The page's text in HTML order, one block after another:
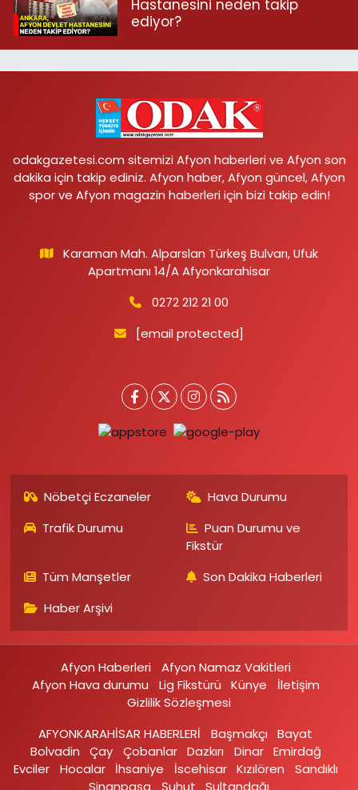
Hastanesini neden takip
ediyor?
odakgazetesi.com sitemizi Afyon haberleri ve Afyon son
dakika için takip ediniz. Afyon haber, Afyon güncel, Afyon
spor ve Afyon magazin haberleri için bizi takip edin!
Karaman Mah. Alparslan Türkeş Bulvarı, Ufuk
Apartmanı 14/A Afyonkarahisar
0272 212 21 00
[email protected]
Nöbetçi Eczaneler
Hava Durumu
Trafik Durumu
Puan Durumu ve
Fikstür
Tüm Manşetler
Son Dakika Haberleri
Haber Arşivi
Afyon Haberleri
Afyon Namaz Vakitleri
Afyon Hava durumu
Lig Fikstürü Künye
İletişim
Gizlilik Sözleşmesi
AFYONKARAHİSAR HABERLERİ
Başmakçı
Bayat
Bolvadin
Çay Çobanlar Dazkırı Dinar Emirdağ‎
Evciler‎
Hocalar İhsaniye‎ İscehisar Kızılören‎
Sandıklı‎
Sinanpaşa
Şuhut Sultandağı